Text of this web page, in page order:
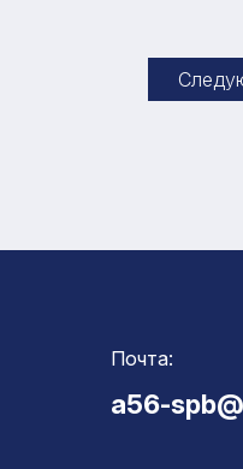
Почта:
a56-